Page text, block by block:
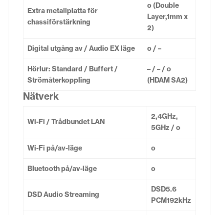
Extra metallplatta för
chassiförstärkning
o (Double
Layer,1mm x
2)
Digital utgång av / Audio EX läge o / –
Hörlur: Standard / Buffert /
Strömåterkoppling
– / – / o
(HDAM SA2)
Nätverk
Wi-Fi / Trådbundet LAN
2,4GHz,
5GHz / o
Wi-Fi på/av-läge o
Bluetooth på/av-läge o
DSD Audio Streaming
DSD5.6
PCM192kHz